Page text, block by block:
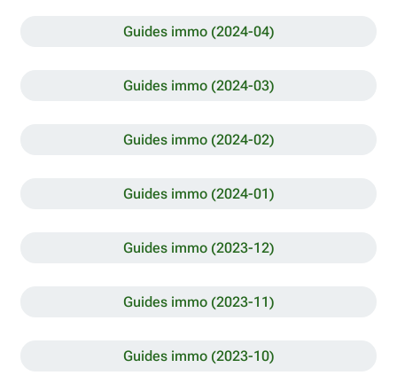
Guides immo (2024-04)
Guides immo (2024-03)
Guides immo (2024-02)
Guides immo (2024-01)
Guides immo (2023-12)
Guides immo (2023-11)
Guides immo (2023-10)